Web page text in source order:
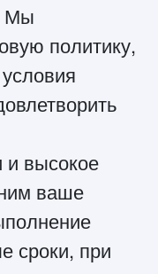
Мы
политику,
и высокое
ваше
сроки, при